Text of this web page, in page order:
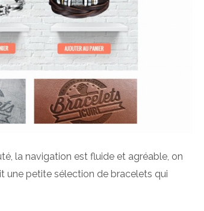
la navigation est fluide et agréable, on
une petite sélection de bracelets qui